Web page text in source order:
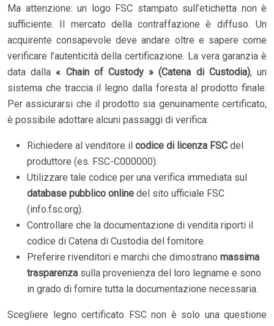
Ma attenzione: un logo FSC stampato sull’etichetta non è
sufficiente. Il mercato della contraffazione è diffuso. Un
acquirente consapevole deve andare oltre e sapere come
verificare l’autenticità della certificazione. La vera garanzia è
data dalla« Chain of Custody » (Catena di Custodia), un
sistema che traccia il legno dalla foresta al prodotto finale.
Per assicurarsi che il prodotto sia genuinamente certificato,
è possibile adottare alcuni passaggi di verifica:
Richiedere al venditore il codice di licenza FSC del
produttore (es. FSC-C000000).
Utilizzare tale codice per una verifica immediata sul
database pubblico online del sito ufficiale FSC
(info.fsc.org).
Controllare che la documentazione di vendita riporti il
codice di Catena di Custodia del fornitore.
Preferire rivenditori e marchi che dimostrano massima
trasparenza sulla provenienza del loro legname e sono
in grado di fornire tutta la documentazione necessaria.
Scegliere legno certificato FSC non è solo una questione